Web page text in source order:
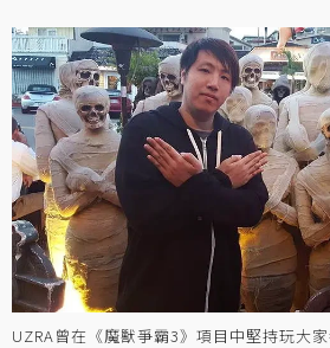
UZRA曾在《魔獸爭霸3》項目中堅持玩大